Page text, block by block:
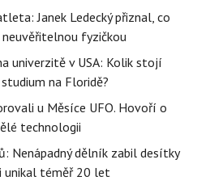
Janek Ledecký přiznal, co
fyzičkou
univerzitě v USA: Kolik stojí
na Floridě?
u Měsíce UFO. Hovoří o
technologii
Nenápadný dělník zabil desítky
unikal téměř 20 let